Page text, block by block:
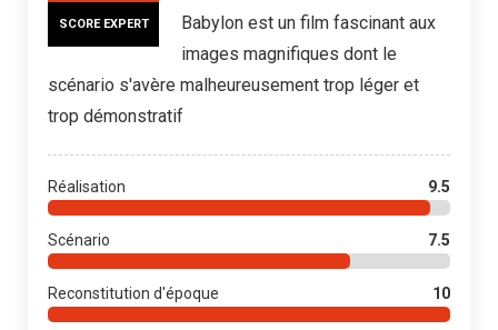
SCORE EXPERT
Babylon est un film fascinant aux
images magnifiques dont le
scénario s'avère malheureusement trop léger et
trop démonstratif
Réalisation 9.5
Scénario 7.5
Reconstitution d'époque 10